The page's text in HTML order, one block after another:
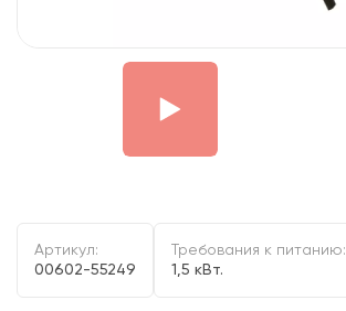
Артикул:
00602-55249
Требования к питанию:
1,5 кВт.